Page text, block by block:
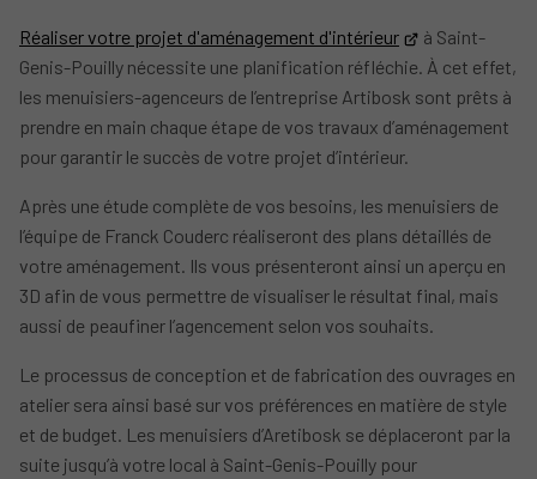
Réaliser votre projet d'aménagement d'intérieur
à Saint-
Genis-Pouilly nécessite une planification réfléchie. À cet effet,
les menuisiers-agenceurs de l’entreprise Artibosk sont prêts à
prendre en main chaque étape de vos travaux d’aménagement
pour garantir le succès de votre projet d’intérieur.
Après une étude complète de vos besoins, les menuisiers de
l’équipe de Franck Couderc réaliseront des plans détaillés de
votre aménagement. Ils vous présenteront ainsi un aperçu en
3D afin de vous permettre de visualiser le résultat final, mais
aussi de peaufiner l’agencement selon vos souhaits.
Le processus de conception et de fabrication des ouvrages en
atelier sera ainsi basé sur vos préférences en matière de style
et de budget. Les menuisiers d’Aretibosk se déplaceront par la
suite jusqu’à votre local à Saint-Genis-Pouilly pour